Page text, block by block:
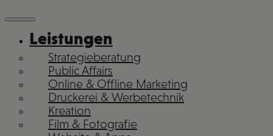
Leistungen
Strategieberatung
Public Affairs
Online & Offline Marketing
Druckerei & Werbetechnik
Kreation
Film & Fotografie